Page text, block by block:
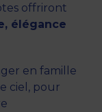
offriront
élégance
en famille
ciel, pour